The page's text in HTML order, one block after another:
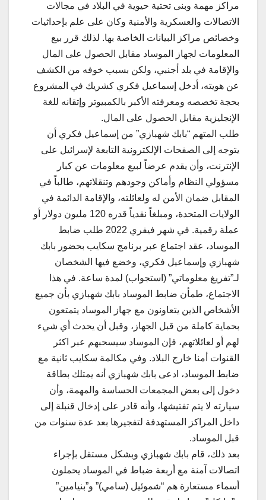
مراكز مهمة وبنى تحتية حيوية في البلاد في مجالات
الاتصالات والعسكرية والأمنية وكان على علم بإحداثيات
وخصائص مراكز البيانات الخاصة بها. لذلك قرر بيع
المعلومات لجهاز الموساد مقابل الحصول على المال
والإقامة في بلد أجنبي، ولكن بسبب خوفه من الكشف
عن هويته، أدخل إسماعيل فكري كشريك في المشروع
بحجة تخصصه ومعرفته الأكبر بالكمبيوتر وإتقانه للغة
الإنجليزية مقابل الحصول على المال.
طلب المتهم “بابك شهبازي” من إسماعيل فكري أن
يتوجه إلى الصفحات الإلكترونية التابعة لإسرائيل على
الإنترنت، وأن يقدم عرضاً لبيع معلومات عن كبار
مسؤولي النظام وأماكن وجودهم وتنقلاتهم، طالباً في
المقابل ضمان الأمن له ولعائلته، والإقامة الدائمة في
الولايات المتحدة، ومبلغاً نقدياً قدره 120 مليون دولار أو
عملة رقمية. في شهر فيفري 2022 طلب ضابط
الموساد، عقد اجتماع عبر برنامج سكايب بحضور بابك
شهبازي وإسماعيل فكري، وخضع فيها الشخصان
لـ”تفريغ معلوماتي” (استجواب) لمدة ساعة. في هذا
الاجتماع، طمأن ضابط الموساد بابك شهبازي بأن جميع
الأشخاص الذين يتعاونون مع جهاز الموساد يتمتعون
بحماية كاملة من قبل الجهاز، وقبل أن يحدث أي شيء
لهم أو لعائلاتهم، فإن الموساد سيسحبهم عبر اكثر
القنوات أمنا خارج البلاد. وفي مكالمة سكايب ثانية مع
ضابط الموساد، ادعى بابك شهبازي أنه يمتلك بطاقة
دخول إلى بعض المجمعات الحساسة والمهمة، وأن
سيارته لا يتم تفتيشها، وأنه قادر على إدخال قنبلة إلى
داخل المراكز المستهدفة لتفجيرها بعد عدة سنوات من
قبل الموساد.
بعد ذلك، قام بابك شهبازي وبشكل مستقل بإجراء
اتصالات آمنة مع أربعة ضباط في الموساد يحملون
أسماء مستعارة هم “شموئيل (سامي)” و”بنيامين”